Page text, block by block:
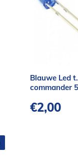
Blauwe Led
commander
€2,00